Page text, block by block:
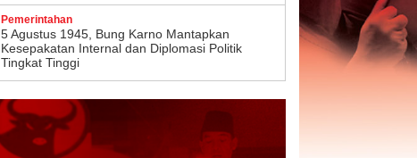
Pemerintahan
5 Agustus 1945, Bung Karno Mantapkan
Kesepakatan Internal dan Diplomasi Politik
Tingkat Tinggi